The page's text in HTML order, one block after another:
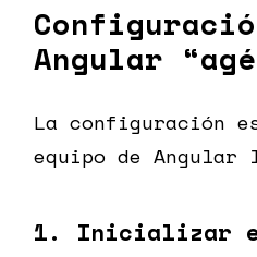
Angular
La configuración
equipo de
1. Inicializar